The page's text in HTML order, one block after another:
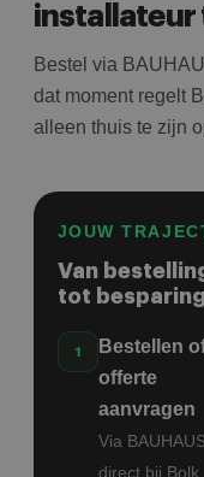
installateur
Bestel via
dat moment regelt
alleen thuis te zijn
JOUW
Van
tot
Bestellen
offerte
aanvragen
Via
direct bij Bolk